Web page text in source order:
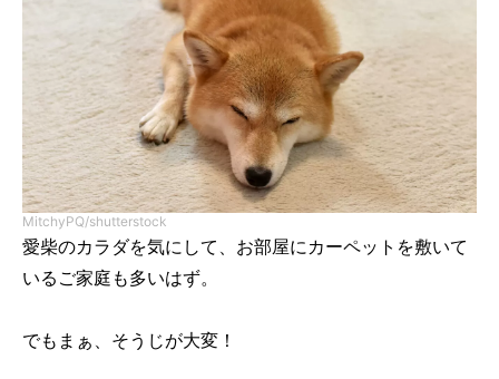
MitchyPQ/shutterstock
愛柴のカラダを気にして、お部屋にカーペットを敷いて
いるご家庭も多いはず。
でもまぁ、そうじが大変！